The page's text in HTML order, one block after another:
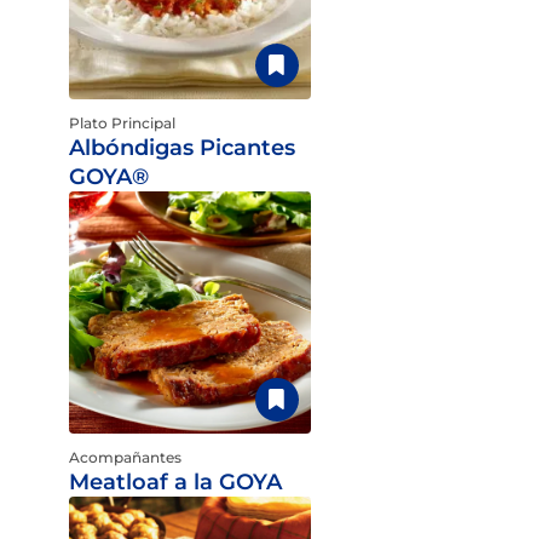
Plato Principal
Albóndigas Picantes
GOYA®
Acompañantes
Meatloaf a la GOYA